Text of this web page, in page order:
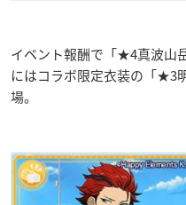
イベント報酬で「★4真波山
にはコラボ限定衣装の「★3
場。